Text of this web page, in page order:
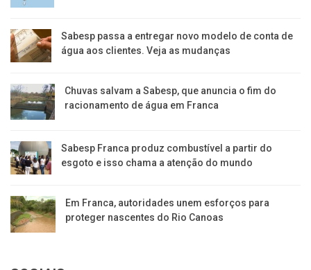
Sabesp passa a entregar novo modelo de conta de
água aos clientes. Veja as mudanças
Chuvas salvam a Sabesp, que anuncia o fim do
racionamento de água em Franca
Sabesp Franca produz combustível a partir do
esgoto e isso chama a atenção do mundo
Em Franca, autoridades unem esforços para
proteger nascentes do Rio Canoas